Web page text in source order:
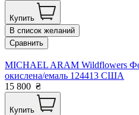
Купить
В список желаний
Сравнить
MICHAEL ARAM Wildflowers
окислена/емаль 124413 США
15 800 ₴
Купить